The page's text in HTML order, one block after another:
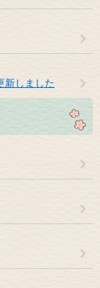
新しました